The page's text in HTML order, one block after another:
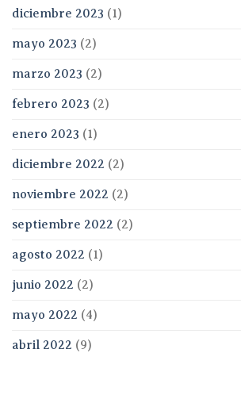
diciembre 2023 (1)
mayo 2023 (2)
marzo 2023 (2)
febrero 2023 (2)
enero 2023 (1)
diciembre 2022 (2)
noviembre 2022 (2)
septiembre 2022 (2)
agosto 2022 (1)
junio 2022 (2)
mayo 2022 (4)
abril 2022 (9)